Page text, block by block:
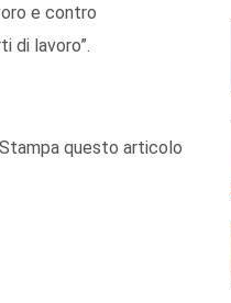
e contro
di lavoro”.
Stampa questo articolo